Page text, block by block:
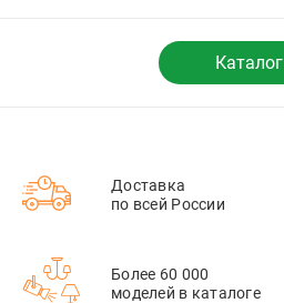
Каталог
Доставка
по всей России
Более 60 000
моделей в каталоге